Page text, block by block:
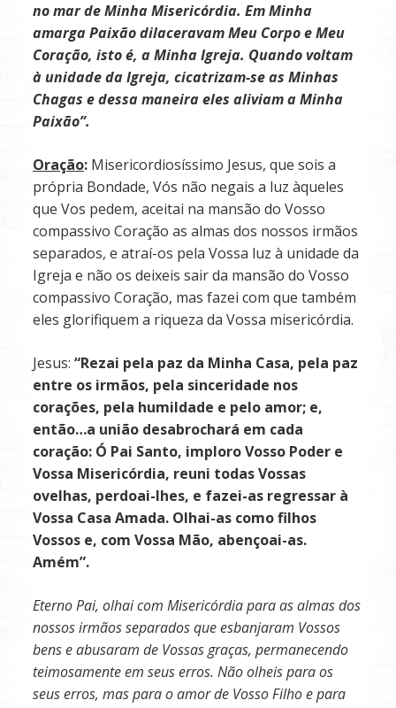
no mar de Minha Misericórdia. Em Minha
amarga Paixão dilaceravam Meu Corpo e Meu
Coração, isto é, a Minha Igreja. Quando voltam
à unidade da Igreja, cicatrizam-se as Minhas
Chagas e dessa maneira eles aliviam a Minha
Paixão”.
Oração: Misericordiosíssimo Jesus, que sois a
própria Bondade, Vós não negais a luz àqueles
que Vos pedem, aceitai na mansão do Vosso
compassivo Coração as almas dos nossos irmãos
separados, e atraí-os pela Vossa luz à unidade da
Igreja e não os deixeis sair da mansão do Vosso
compassivo Cora­ção, mas fazei com que também
eles glorifiquem a riqueza da Vossa misericórdia.
Jesus: “Rezai pela paz da Minha Casa, pela paz
entre os irmãos, pela sinceridade nos
corações, pela humildade e pelo amor; e,
então…a união desabrochará em cada
coração: Ó Pai Santo, imploro Vosso Poder e
Vossa Misericórdia, reuni todas Vossas
ovelhas, perdoai-lhes, e fazei-as regressar à
Vossa Casa Amada. Olhai-as como filhos
Vossos e, com Vossa Mão, abençoai-as.
Amém”.
Eterno Pai, olhai com Misericórdia para as almas dos
nossos irmãos separados que esbanjaram Vossos
bens e abusaram de Vossas graças, permanecendo
teimosamente em seus erros. Não olheis para os
seus erros, mas para o amor de Vosso Filho e para